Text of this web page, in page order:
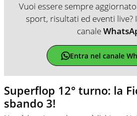
Vuoi essere sempre
sport, risultati ed eventi live?
canale
Entra nel canale
Superflop 12° turno: la
sbando 3!